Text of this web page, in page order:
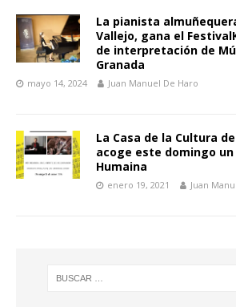
La pianista
Vallejo, gana el
de interpretación de
Granada
mayo 14, 2024 Juan Manuel De Haro
La Casa de la Cultura
acoge este domingo
Humaina
enero 19, 2021 Juan